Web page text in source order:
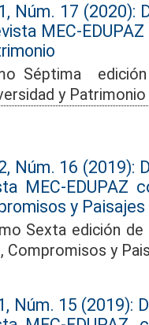
Núm. 17 (2020):
MEC-
Séptima
y Patrimonio
Núm. 16 (2019):
MEC-EDUPAZ
y
Sexta edición
Compromisos y
Núm. 15 (2019):